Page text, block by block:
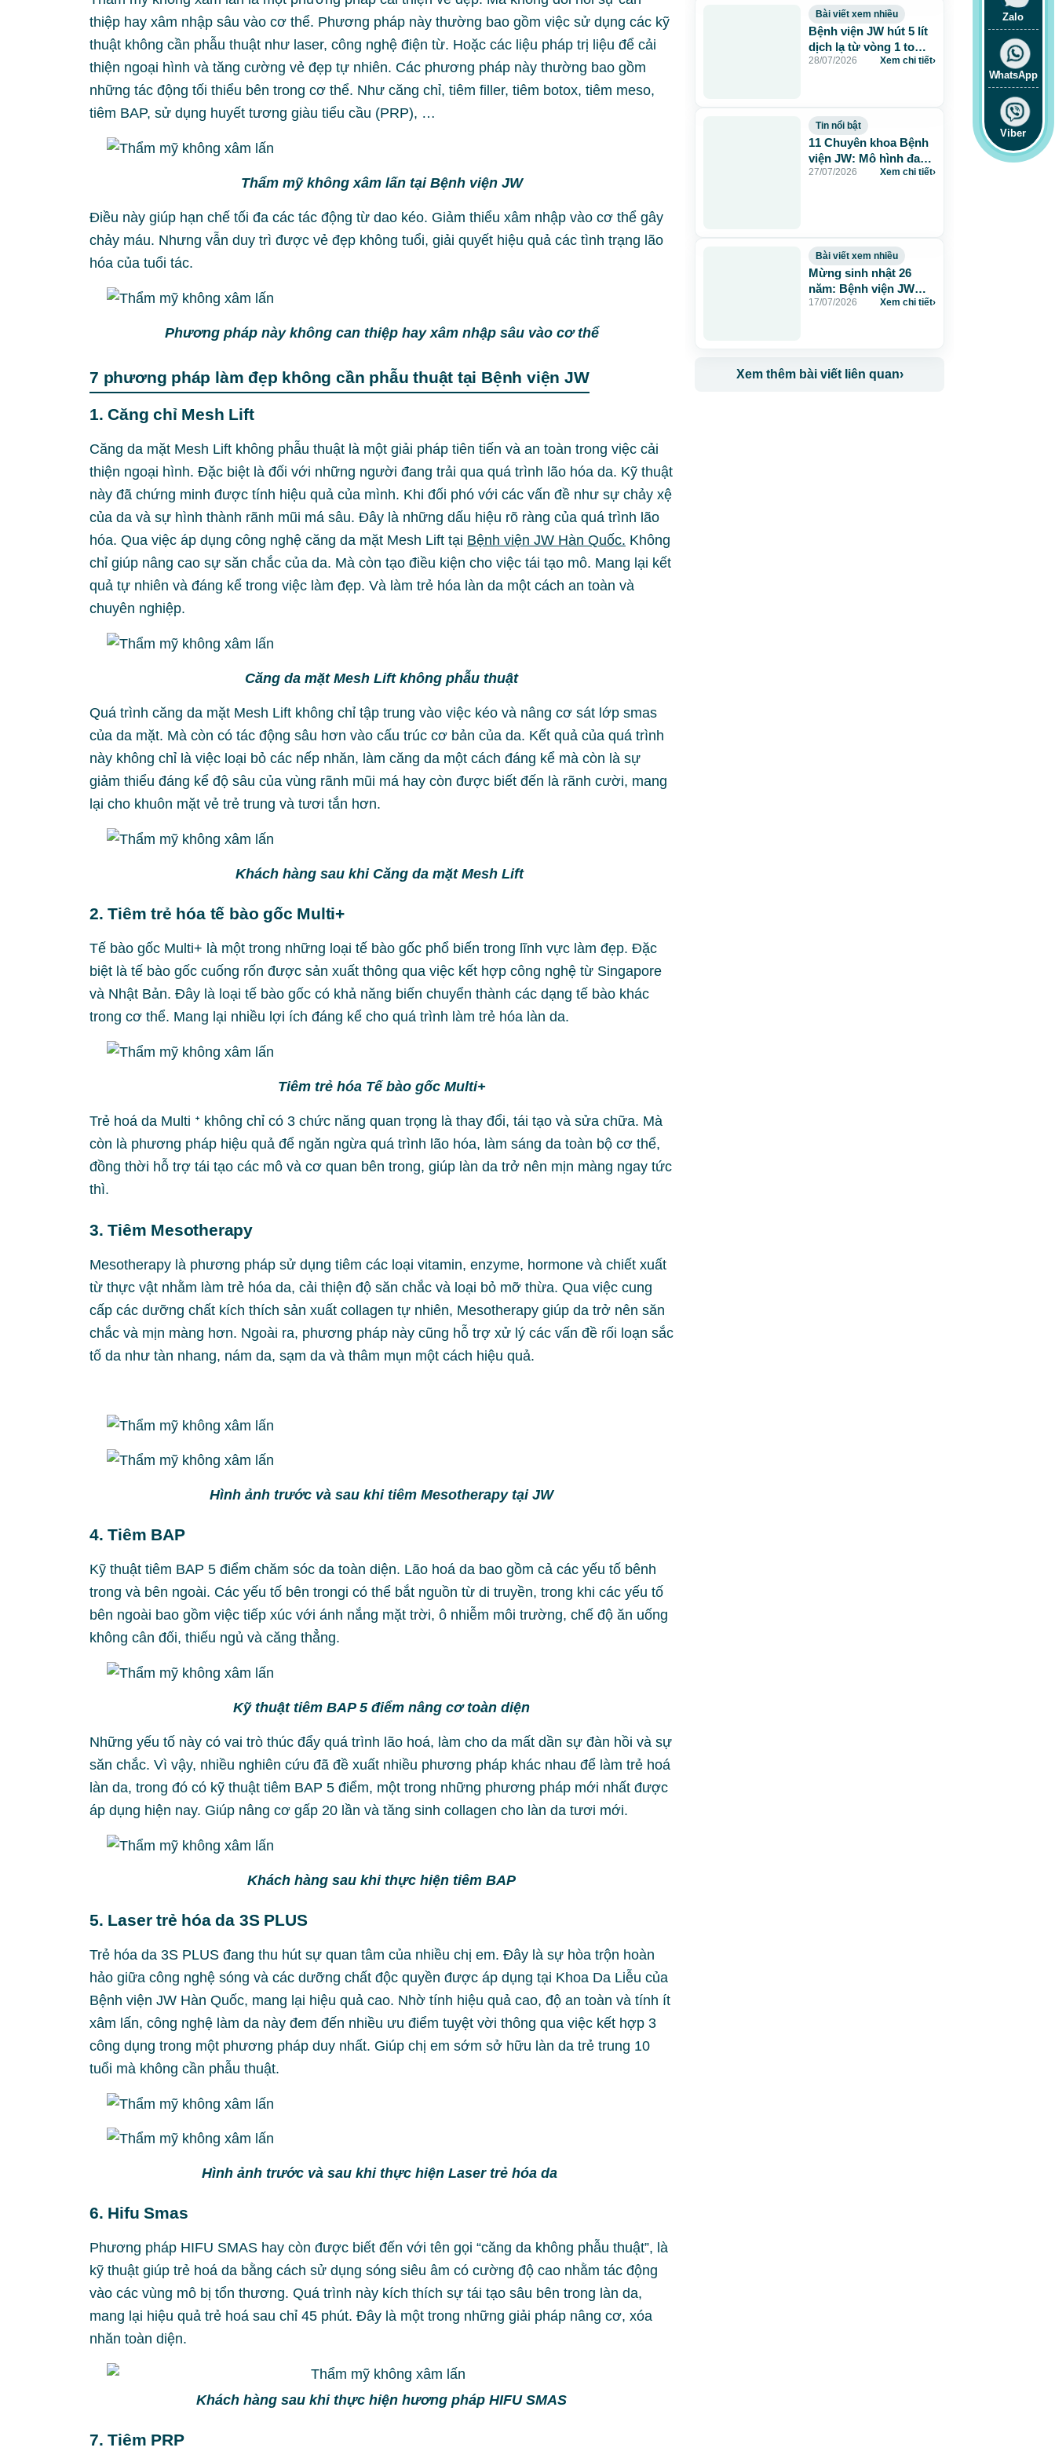
thiệp hay xâm nhập sâu vào cơ thể. Phương pháp này thường bao gồm việc sử dụng các kỹ
thuật không cần phẫu thuật như laser, công nghệ điện từ. Hoặc các liệu pháp trị liệu để cải
thiện ngoại hình và tăng cường vẻ đẹp tự nhiên. Các phương pháp này thường bao gồm
những tác động tối thiểu bên trong cơ thể. Như căng chỉ, tiêm filler, tiêm botox, tiêm meso,
tiêm BAP, sử dụng huyết tương giàu tiểu cầu (PRP), …
Thẩm mỹ không xâm lấn tại Bệnh viện JW
Điều này giúp hạn chế tối đa các tác động từ dao kéo. Giảm thiểu xâm nhập vào cơ thể gây
chảy máu. Nhưng vẫn duy trì được vẻ đẹp không tuổi, giải quyết hiệu quả các tình trạng lão
hóa của tuổi tác.
Phương pháp này không can thiệp hay xâm nhập sâu vào cơ thể
7 phương pháp làm đẹp không cần phẫu thuật tại Bệnh viện JW
1. Căng chỉ Mesh Lift
Căng da mặt Mesh Lift không phẫu thuật là một giải pháp tiên tiến và an toàn trong việc cải
thiện ngoại hình. Đặc biệt là đối với những người đang trải qua quá trình lão hóa da. Kỹ thuật
này đã chứng minh được tính hiệu quả của mình. Khi đối phó với các vấn đề như sự chảy xệ
của da và sự hình thành rãnh mũi má sâu. Đây là những dấu hiệu rõ ràng của quá trình lão
hóa. Qua việc áp dụng công nghệ căng da mặt Mesh Lift tại Bệnh viện JW Hàn Quốc. Không
chỉ giúp nâng cao sự săn chắc của da. Mà còn tạo điều kiện cho việc tái tạo mô. Mang lại kết
quả tự nhiên và đáng kể trong việc làm đẹp. Và làm trẻ hóa làn da một cách an toàn và
chuyên nghiệp.
Căng da mặt Mesh Lift không phẫu thuật
Quá trình căng da mặt Mesh Lift không chỉ tập trung vào việc kéo và nâng cơ sát lớp smas
của da mặt. Mà còn có tác động sâu hơn vào cấu trúc cơ bản của da. Kết quả của quá trình
này không chỉ là việc loại bỏ các nếp nhăn, làm căng da một cách đáng kể mà còn là sự
giảm thiểu đáng kể độ sâu của vùng rãnh mũi má hay còn được biết đến là rãnh cười, mang
lại cho khuôn mặt vẻ trẻ trung và tươi tắn hơn.
Khách hàng sau khi Căng da mặt Mesh Lift
2. Tiêm trẻ hóa tế bào gốc Multi+
Tế bào gốc Multi+ là một trong những loại tế bào gốc phổ biến trong lĩnh vực làm đẹp. Đặc
biệt là tế bào gốc cuống rốn được sản xuất thông qua việc kết hợp công nghệ từ Singapore
và Nhật Bản. Đây là loại tế bào gốc có khả năng biến chuyển thành các dạng tế bào khác
trong cơ thể. Mang lại nhiều lợi ích đáng kể cho quá trình làm trẻ hóa làn da.
Tiêm trẻ hóa Tế bào gốc Multi+
Trẻ hoá da Multi ᐩ không chỉ có 3 chức năng quan trọng là thay đổi, tái tạo và sửa chữa. Mà
còn là phương pháp hiệu quả để ngăn ngừa quá trình lão hóa, làm sáng da toàn bộ cơ thể,
đồng thời hỗ trợ tái tạo các mô và cơ quan bên trong, giúp làn da trở nên mịn màng ngay tức
thì.
3. Tiêm Mesotherapy
Mesotherapy là phương pháp sử dụng tiêm các loại vitamin, enzyme, hormone và chiết xuất
từ thực vật nhằm làm trẻ hóa da, cải thiện độ săn chắc và loại bỏ mỡ thừa. Qua việc cung
cấp các dưỡng chất kích thích sản xuất collagen tự nhiên, Mesotherapy giúp da trở nên săn
chắc và mịn màng hơn. Ngoài ra, phương pháp này cũng hỗ trợ xử lý các vấn đề rối loạn sắc
tố da như tàn nhang, nám da, sạm da và thâm mụn một cách hiệu quả.
Hình ảnh trước và sau khi tiêm Mesotherapy tại JW
4. Tiêm BAP
Kỹ thuật tiêm BAP 5 điểm chăm sóc da toàn diện. Lão hoá da bao gồm cả các yếu tố bênh
trong và bên ngoài. Các yếu tố bên trongi có thể bắt nguồn từ di truyền, trong khi các yếu tố
bên ngoài bao gồm việc tiếp xúc với ánh nắng mặt trời, ô nhiễm môi trường, chế độ ăn uống
không cân đối, thiếu ngủ và căng thẳng.
Kỹ thuật tiêm BAP 5 điểm nâng cơ toàn diện
Những yếu tố này có vai trò thúc đẩy quá trình lão hoá, làm cho da mất dần sự đàn hồi và sự
săn chắc. Vì vậy, nhiều nghiên cứu đã đề xuất nhiều phương pháp khác nhau để làm trẻ hoá
làn da, trong đó có kỹ thuật tiêm BAP 5 điểm, một trong những phương pháp mới nhất được
áp dụng hiện nay. Giúp nâng cơ gấp 20 lần và tăng sinh collagen cho làn da tươi mới.
Khách hàng sau khi thực hiện tiêm BAP
5. Laser trẻ hóa da 3S PLUS
Trẻ hóa da 3S PLUS đang thu hút sự quan tâm của nhiều chị em. Đây là sự hòa trộn hoàn
hảo giữa công nghệ sóng và các dưỡng chất độc quyền được áp dụng tại Khoa Da Liễu của
Bệnh viện JW Hàn Quốc, mang lại hiệu quả cao. Nhờ tính hiệu quả cao, độ an toàn và tính ít
xâm lấn, công nghệ làm da này đem đến nhiều ưu điểm tuyệt vời thông qua việc kết hợp 3
công dụng trong một phương pháp duy nhất. Giúp chị em sớm sở hữu làn da trẻ trung 10
tuổi mà không cần phẫu thuật.
Hình ảnh trước và sau khi thực hiện Laser trẻ hóa da
6. Hifu Smas
Phương pháp HIFU SMAS hay còn được biết đến với tên gọi “căng da không phẫu thuật”, là
kỹ thuật giúp trẻ hoá da bằng cách sử dụng sóng siêu âm có cường độ cao nhằm tác động
vào các vùng mô bị tổn thương. Quá trình này kích thích sự tái tạo sâu bên trong làn da,
mang lại hiệu quả trẻ hoá sau chỉ 45 phút. Đây là một trong những giải pháp nâng cơ, xóa
nhăn toàn diện.
Khách hàng sau khi thực hiện hương pháp HIFU SMAS
7. Tiêm PRP
Bài viết xem nhiều
Bệnh viện JW hút 5 lít
dịch lạ từ vòng 1 to
115cm do tiêm mỡ
28/07/2026 Xem chi tiết›
Tin nổi bật
11 Chuyên khoa Bệnh
viện JW: Mô hình đa
khoa chuẩn Hàn chăm
27/07/2026 Xem chi tiết›
Bài viết xem nhiều
Mừng sinh nhật 26
năm: Bệnh viện JW
tặng 260 suất thẩm mỹ
17/07/2026 Xem chi tiết›
Xem thêm bài viết liên quan›
Zalo
WhatsApp
Viber